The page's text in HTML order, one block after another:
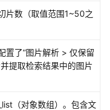
片数（取值范围1~50之
置了“图片解析 > 仅保留
提取检索结果中的图片
（对象数组）。包含文